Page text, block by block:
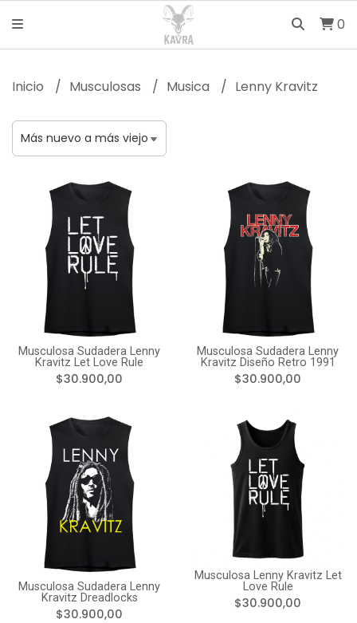
0
Inicio Musculosas Musica Lenny Kravitz
Musculosa Sudadera Lenny
Kravitz Let Love Rule
$30.900,00
Musculosa Sudadera Lenny
Kravitz Diseño Retro 1991
$30.900,00
Musculosa Sudadera Lenny
Kravitz Dreadlocks
$30.900,00
Musculosa Lenny Kravitz Let
Love Rule
$30.900,00